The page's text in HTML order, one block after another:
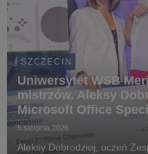
SZCZECIN
Uniwersytet WSB
mistrzów. Aleksy
Microsoft Office
Championship 2026
5 sierpnia 2026
Aleksy Dobrodziej, uczeń